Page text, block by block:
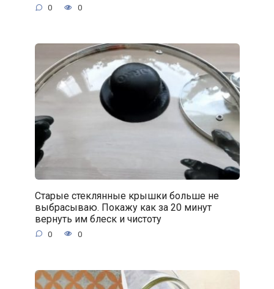
0 0
Старые стеклянные крышки больше не
выбрасываю. Покажу как за 20 минут
вернуть им блеск и чистоту
0 0